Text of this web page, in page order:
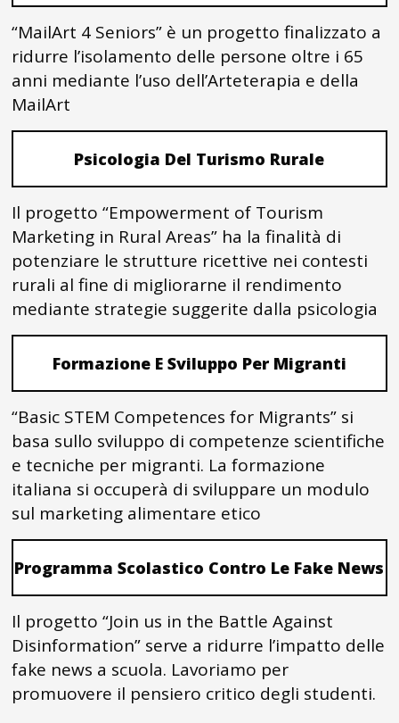
“MailArt 4 Seniors” è un progetto finalizzato a
ridurre l’isolamento delle persone oltre i 65
anni mediante l’uso dell’Arteterapia e della
MailArt
Psicologia Del Turismo Rurale
Il progetto “Empowerment of Tourism
Marketing in Rural Areas” ha la finalità di
potenziare le strutture ricettive nei contesti
rurali al fine di migliorarne il rendimento
mediante strategie suggerite dalla psicologia
Formazione E Sviluppo Per Migranti
“Basic STEM Competences for Migrants” si
basa sullo sviluppo di competenze scientifiche
e tecniche per migranti. La formazione
italiana si occuperà di sviluppare un modulo
sul marketing alimentare etico
Programma Scolastico Contro Le Fake News
Il progetto “Join us in the Battle Against
Disinformation” serve a ridurre l’impatto delle
fake news a scuola. Lavoriamo per
promuovere il pensiero critico degli studenti.